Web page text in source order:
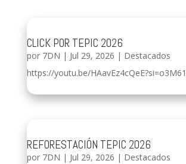
CLICK POR TEPIC 2026
por 7DN | Jul 29, 2026 | Destacados
https://youtu.be/
REFORESTACIÓN TEPIC 2026
por 7DN | Jul 29, 2026 | Destacados